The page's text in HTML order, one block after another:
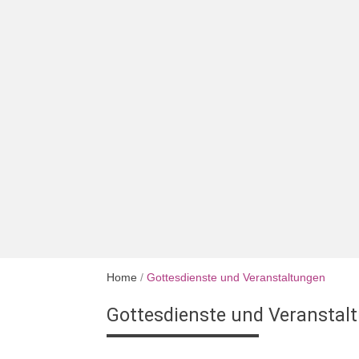
Home / Gottesdienste und Veranstaltungen
Gottesdienste und